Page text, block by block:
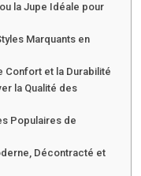
la Jupe Idéale pour
Marquants en
Confort et la Durabilité
la Qualité des
Populaires de
Décontracté et